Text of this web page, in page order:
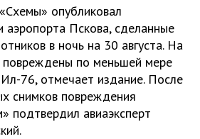
опубликовал
аэропорта Пскова, сделанные
в ночь на 30 августа. На
повреждены по меньшей мере
76, отмечает издание. После
снимков повреждения
подтвердил авиаэксперт